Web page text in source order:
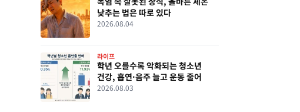
낮추는 법은 따로 있다
2026.08.04
라이프
학년 오를수록 악화되는 청소년
건강, 흡연·음주 늘고 운동 줄어
2026.08.03